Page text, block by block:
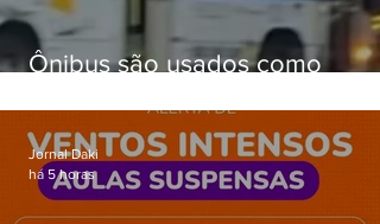
Ônibus são usados como
Gardênia Azul
Jornal Daki
há 5 horas